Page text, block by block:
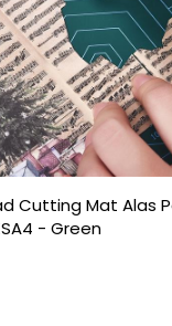
Cutting Mat Alas
- Green